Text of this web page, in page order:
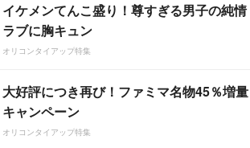
イケメンてんこ盛り！尊すぎる男子の純情
ラブに胸キュン
オリコンタイアップ特集
大好評につき再び！ファミマ名物45％増量
キャンペーン
オリコンタイアップ特集